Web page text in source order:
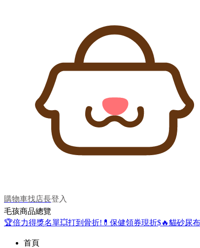
購物車找店長登入
毛孩商品總覽
🏆倍力得獎名單💥打到骨折! 💊保健領券現折$🔥貓砂尿
首頁